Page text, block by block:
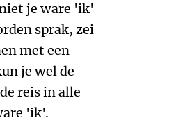
je ware 'ik'
sprak, zei
met een
je wel de
reis in alle
'ik'.